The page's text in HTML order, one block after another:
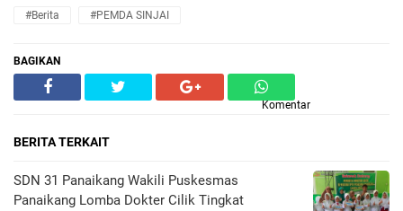
#Berita #PEMDA SINJAI
BAGIKAN
Komentar
BERITA TERKAIT
SDN 31 Panaikang Wakili Puskesmas
Panaikang Lomba Dokter Cilik Tingkat